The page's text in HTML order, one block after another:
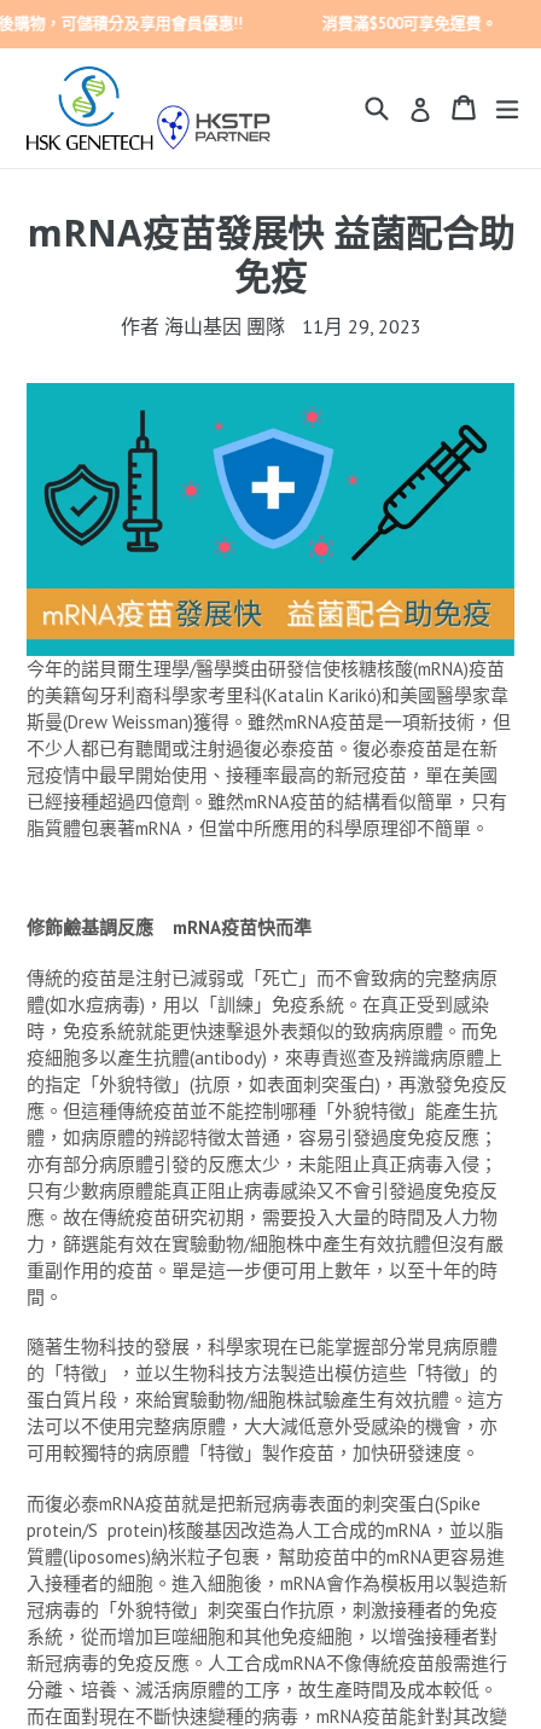
跳
至
物，可儲積分及享用會員優惠!! 消費滿$500可享免運費。 <重要
搜尋 登入 購買車
購買車
mRNA疫苗發展快 益菌配合助
免疫
作者 海山基因 團隊 11月 29, 2023
今年的諾貝爾生理學/醫學獎由研發信使核糖核酸(mRNA)疫苗
的美籍匈牙利裔科學家考里科(Katalin Karikó)和美國醫學家韋
斯曼(Drew Weissman)獲得。雖然mRNA疫苗是一項新技術，但
不少人都已有聽聞或注射過復必泰疫苗。復必泰疫苗是在新
冠疫情中最早開始使用、接種率最高的新冠疫苗，單在美國
已經接種超過四億劑。雖然mRNA疫苗的結構看似簡單，只有
脂質體包裹著mRNA，但當中所應用的科學原理卻不簡單。
修飾鹼基調反應 mRNA疫苗快而準
傳統的疫苗是注射已減弱或「死亡」而不會致病的完整病原
體(如水痘病毒)，用以「訓練」免疫系統。在真正受到感染
時，免疫系統就能更快速擊退外表類似的致病病原體。而免
疫細胞多以產生抗體(antibody)，來專責巡查及辨識病原體上
的指定「外貌特徵」(抗原，如表面刺突蛋白)，再激發免疫反
應。但這種傳統疫苗並不能控制哪種「外貌特徵」能產生抗
體，如病原體的辨認特徵太普通，容易引發過度免疫反應；
亦有部分病原體引發的反應太少，未能阻止真正病毒入侵；
只有少數病原體能真正阻止病毒感染又不會引發過度免疫反
應。故在傳統疫苗研究初期，需要投入大量的時間及人力物
力，篩選能有效在實驗動物/細胞株中產生有效抗體但沒有嚴
重副作用的疫苗。單是這一步便可用上數年，以至十年的時
間。
隨著生物科技的發展，科學家現在已能掌握部分常見病原體
的「特徵」，並以生物科技方法製造出模仿這些「特徵」的
蛋白質片段，來給實驗動物/細胞株試驗產生有效抗體。這方
法可以不使用完整病原體，大大減低意外受感染的機會，亦
可用較獨特的病原體「特徵」製作疫苗，加快研發速度。
而復必泰mRNA疫苗就是把新冠病毒表面的刺突蛋白(Spike
protein/S protein)核酸基因改造為人工合成的mRNA，並以脂
質體(liposomes)納米粒子包裹，幫助疫苗中的mRNA更容易進
入接種者的細胞。進入細胞後，mRNA會作為模板用以製造新
冠病毒的「外貌特徵」刺突蛋白作抗原，刺激接種者的免疫
系統，從而增加巨噬細胞和其他免疫細胞，以增強接種者對
新冠病毒的免疫反應。人工合成mRNA不像傳統疫苗般需進行
分離、培養、滅活病原體的工序，故生產時間及成本較低。
而在面對現在不斷快速變種的病毒，mRNA疫苗能針對其改變